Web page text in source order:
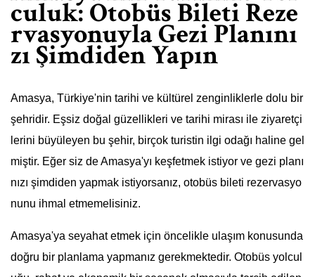
culuk: Otobüs Bileti Reze
rvasyonuyla Gezi Planını
zı Şimdiden Yapın
Amasya, Türkiye'nin tarihi ve kültürel zenginliklerle dolu bir
şehridir. Eşsiz doğal güzellikleri ve tarihi mirası ile ziyaretçi
lerini büyüleyen bu şehir, birçok turistin ilgi odağı haline gel
miştir. Eğer siz de Amasya'yı keşfetmek istiyor ve gezi planı
nızı şimdiden yapmak istiyorsanız, otobüs bileti rezervasyo
nunu ihmal etmemelisiniz.
Amasya'ya seyahat etmek için öncelikle ulaşım konusunda
doğru bir planlama yapmanız gerekmektedir. Otobüs yolcul